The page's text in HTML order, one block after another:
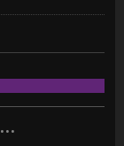
Întâlnire cu un crâmpei de suflet, pe un raft de librărie